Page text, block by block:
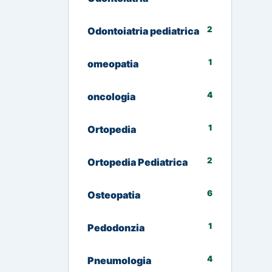
Odontoiatria pediatrica 2
omeopatia 1
oncologia 4
Ortopedia 1
Ortopedia Pediatrica 2
Osteopatia 6
Pedodonzia 1
Pneumologia 4